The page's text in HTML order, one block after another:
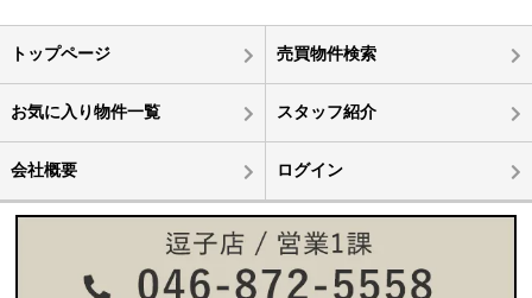
トップページ 売買物件検索
お気に入り物件一覧 スタッフ紹介
会社概要 ログイン